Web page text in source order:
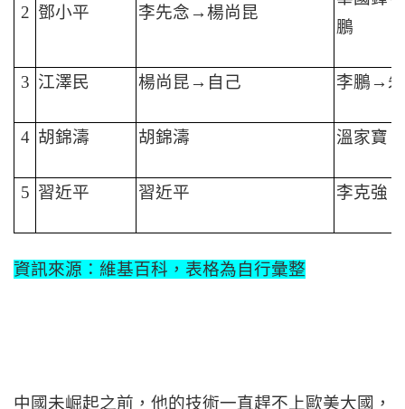
2 鄧小平 李先念→楊尚昆
鵬
3 江澤民 楊尚昆→自己 李鵬→
4 胡錦濤 胡錦濤 溫家寶
5 習近平 習近平 李克強
資訊來源：維基百科，表格為自行彙整
中國未崛起之前，他的技術一直趕不上歐美大國，